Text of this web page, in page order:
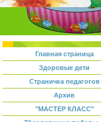
Главная страница
Здоровые дети
Страничка педагогов
Архив
"МАСТЕР КЛАСС"